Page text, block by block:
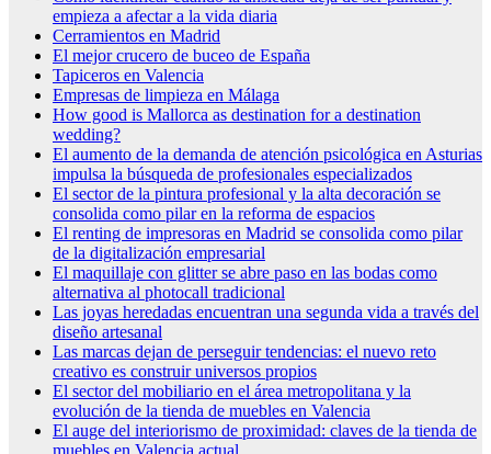
empieza a afectar a la vida diaria
Cerramientos en Madrid
El mejor crucero de buceo de España
Tapiceros en Valencia
Empresas de limpieza en Málaga
How good is Mallorca as destination for a destination
wedding?
El aumento de la demanda de atención psicológica en Asturias
impulsa la búsqueda de profesionales especializados
El sector de la pintura profesional y la alta decoración se
consolida como pilar en la reforma de espacios
El renting de impresoras en Madrid se consolida como pilar
de la digitalización empresarial
El maquillaje con glitter se abre paso en las bodas como
alternativa al photocall tradicional
Las joyas heredadas encuentran una segunda vida a través del
diseño artesanal
Las marcas dejan de perseguir tendencias: el nuevo reto
creativo es construir universos propios
El sector del mobiliario en el área metropolitana y la
evolución de la tienda de muebles en Valencia
El auge del interiorismo de proximidad: claves de la tienda de